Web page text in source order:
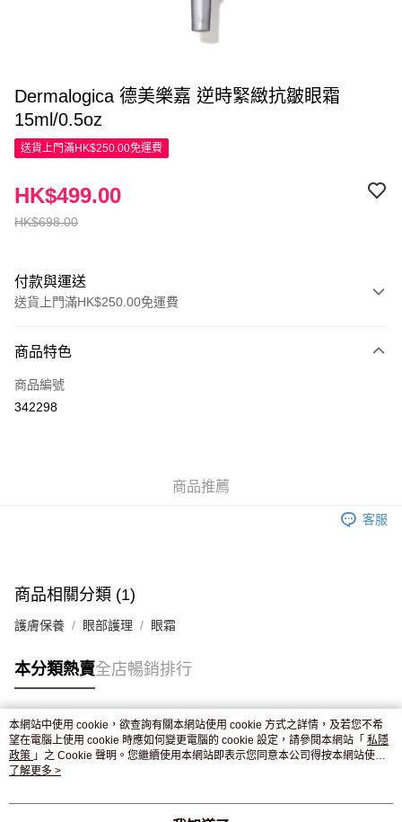
Dermalogica 德美樂嘉 逆時緊緻抗皺眼霜
15ml/0.5oz
送貨上門滿HK$250.00免運費
HK$698.00
HK$499.00
付款與運送
送貨上門滿HK$250.00免運費
信用卡
Apple Pay
付款後門市自取，訂單確認後2-4個工作天到店，7天內取。逾期後
商品特色
商品編號
342298
商品推薦
客服
商品相關分類 (1)
護膚保養 眼部護理 眼霜
本分類熱賣全店暢銷排行
熱門標籤
熱銷排行
本網站中使用 cookie，欲查詢有關本網站使用 cookie 方式之詳情，及若您不希
望在電腦上使用 cookie 時應如何變更電腦的 cookie 設定，請參閱本網站「 私隱
政策 」之 Cookie 聲明。您繼續使用本網站即表示您同意本公司得按本網站使用
條款之 Cookie 聲明使用 cookie。
了解更多 >